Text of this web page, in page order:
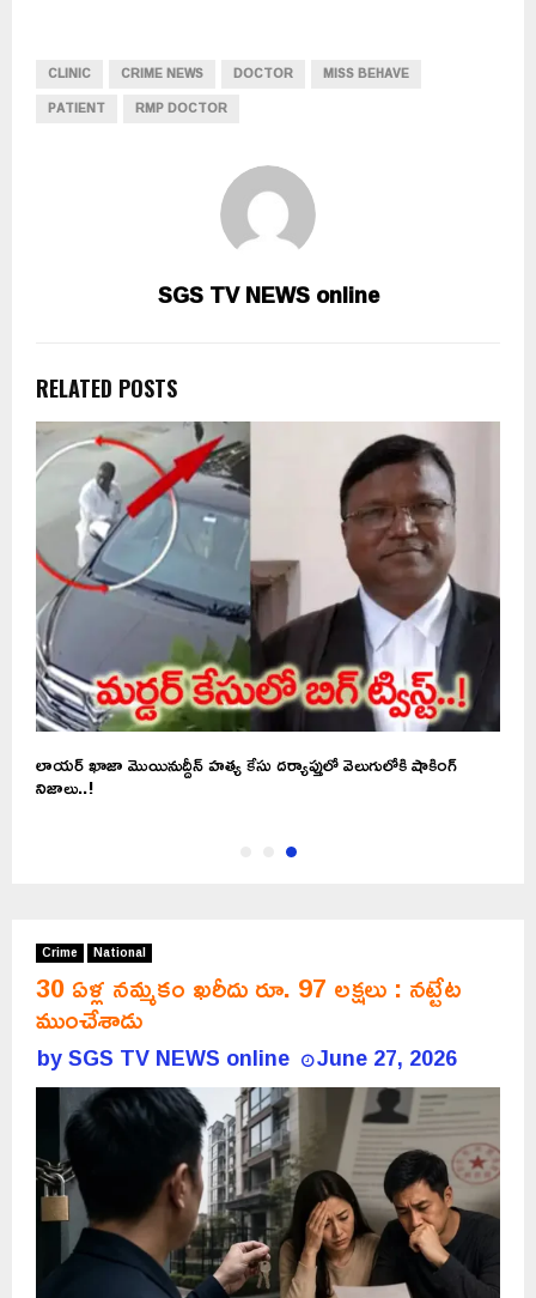
CLINIC CRIME NEWS DOCTOR
MISS BEHAVE
PATIENT
RMP DOCTOR
SGS TV NEWS online
RELATED POSTS
లాయర్ ఖాజా మొయినుద్దీన్ హత్య కేసు దర్యాప్తులో వెలుగులోకి షాకింగ్
నిజాలు..!
Crime National
30 ఏళ్ల నమ్మకం ఖరీదు రూ. 97 లక్షలు : నట్టేట
ముంచేశాడు
bySGS TV NEWS online June 27, 2026